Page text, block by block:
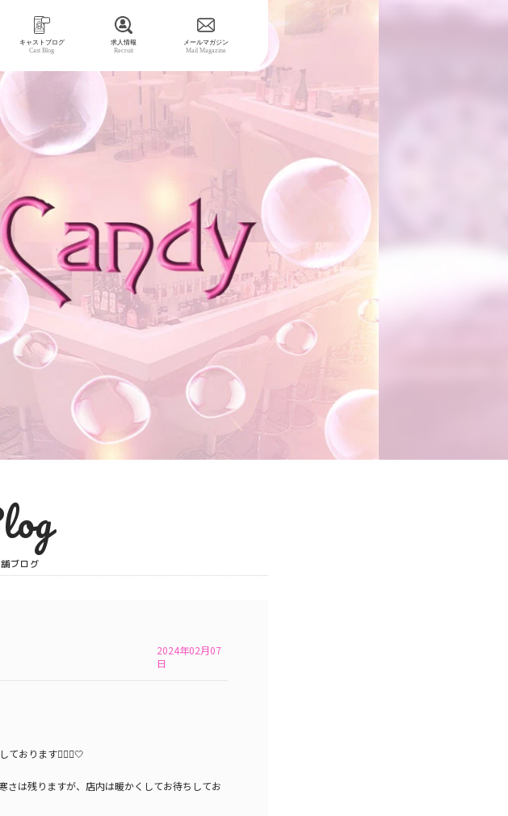
キャストブログ
Cast Blog
求人情報
Recruit
メールマガジン
Mail Magazine
ブログ
2024年02月07
日
おります🙇🏻‍♂️🤍
さは残りますが、店内は暖かくしてお待ちしてお